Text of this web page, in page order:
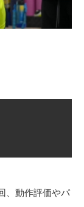
、動作評価やパ